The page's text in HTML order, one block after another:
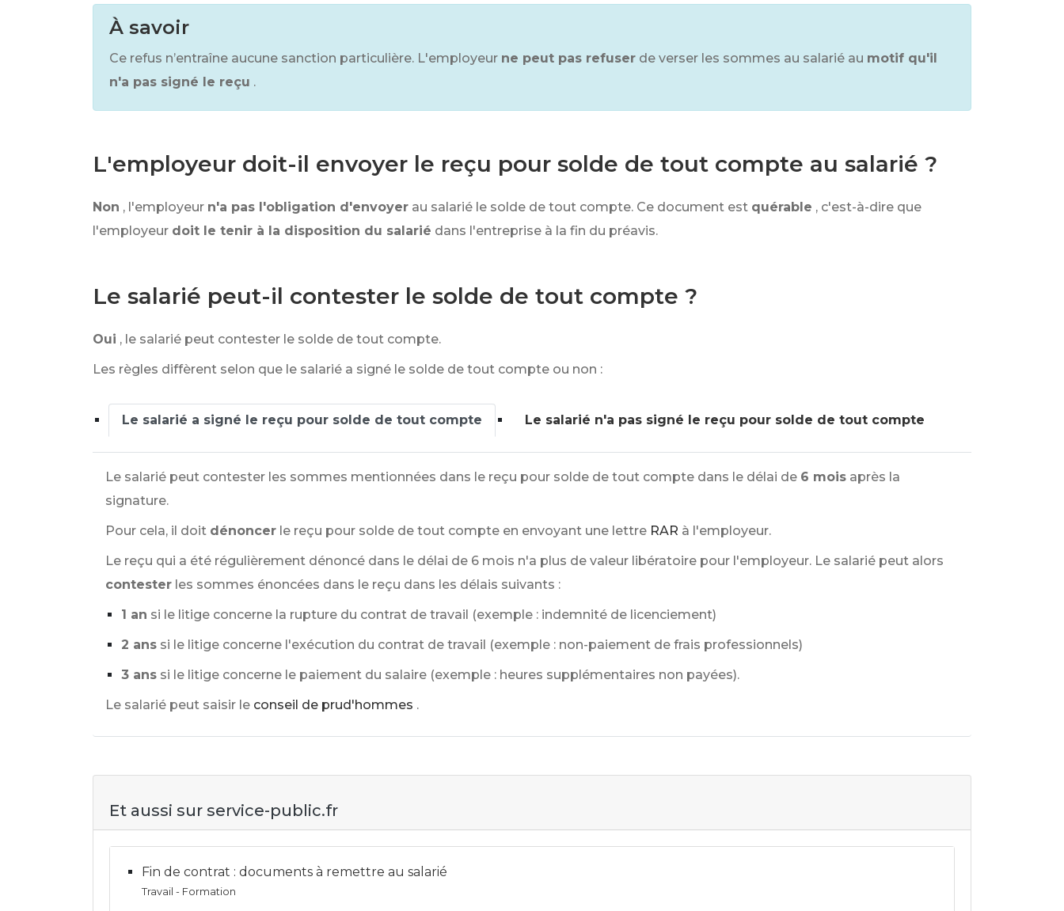
À savoir
Ce refus n’entraîne aucune sanction particulière. L'employeur ne peut pas refuser de verser les sommes au salarié au motif qu'il
n'a pas signé le reçu .
L'employeur doit-il envoyer le reçu pour solde de tout compte au salarié ?
Non , l'employeur n'a pas l'obligation d'envoyer au salarié le solde de tout compte. Ce document est quérable , c'est-à-dire que
l'employeur doit le tenir à la disposition du salarié dans l'entreprise à la fin du préavis.
Le salarié peut-il contester le solde de tout compte ?
Oui , le salarié peut contester le solde de tout compte.
Les règles diffèrent selon que le salarié a signé le solde de tout compte ou non :
Le salarié a signé le reçu pour solde de tout compte Le salarié n'a pas signé le reçu pour solde de tout compte
Le salarié peut contester les sommes mentionnées dans le reçu pour solde de tout compte dans le délai de 6 mois après la
signature.
Pour cela, il doit dénoncer le reçu pour solde de tout compte en envoyant une lettre RAR à l'employeur.
Le reçu qui a été régulièrement dénoncé dans le délai de 6 mois n'a plus de valeur libératoire pour l'employeur. Le salarié peut alors
contester les sommes énoncées dans le reçu dans les délais suivants :
1 an si le litige concerne la rupture du contrat de travail (exemple : indemnité de licenciement)
2 ans si le litige concerne l'exécution du contrat de travail (exemple : non-paiement de frais professionnels)
3 ans si le litige concerne le paiement du salaire (exemple : heures supplémentaires non payées).
Le salarié peut saisir le conseil de prud'hommes .
Et aussi sur service-public.fr
Fin de contrat : documents à remettre au salarié
Travail - Formation